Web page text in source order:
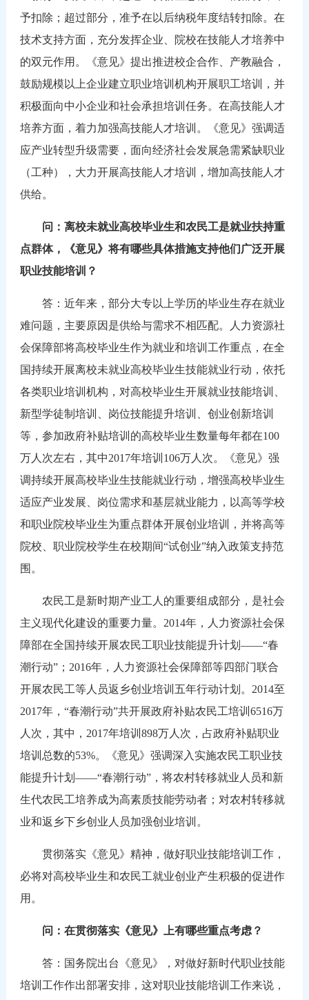
予扣除；超过部分，准予在以后纳税年度结转扣除。在
技术支持方面，充分发挥企业、院校在技能人才培养中
的双元作用。《意见》提出推进校企合作、产教融合，
鼓励规模以上企业建立职业培训机构开展职工培训，并
积极面向中小企业和社会承担培训任务。在高技能人才
培养方面，着力加强高技能人才培训。《意见》强调适
应产业转型升级需要，面向经济社会发展急需紧缺职业
（工种），大力开展高技能人才培训，增加高技能人才
供给。
问：离校未就业高校毕业生和农民工是就业扶持重
点群体，《意见》将有哪些具体措施支持他们广泛开展
职业技能培训？
答：近年来，部分大专以上学历的毕业生存在就业
难问题，主要原因是供给与需求不相匹配。人力资源社
会保障部将高校毕业生作为就业和培训工作重点，在全
国持续开展离校未就业高校毕业生技能就业行动，依托
各类职业培训机构，对高校毕业生开展就业技能培训、
新型学徒制培训、岗位技能提升培训、创业创新培训
等，参加政府补贴培训的高校毕业生数量每年都在100
万人次左右，其中2017年培训106万人次。《意见》强
调持续开展高校毕业生技能就业行动，增强高校毕业生
适应产业发展、岗位需求和基层就业能力，以高等学校
和职业院校毕业生为重点群体开展创业培训，并将高等
院校、职业院校学生在校期间“试创业”纳入政策支持范
围。
农民工是新时期产业工人的重要组成部分，是社会
主义现代化建设的重要力量。 2014年，人力资源社会保
障部在全国持续开展农民工职业技能提升计划——“春
潮行动”；2016年，人力资源社会保障部等四部门联合
开展农民工等人员返乡创业培训五年行动计划。2014至
2017年，“春潮行动”共开展政府补贴农民工培训6516万
人次，其中，2017年培训898万人次，占政府补贴职业
培训总数的53%。《意见》强调深入实施农民工职业技
能提升计划——“春潮行动”，将农村转移就业人员和新
生代农民工培养成为高素质技能劳动者；对农村转移就
业和返乡下乡创业人员加强创业培训。
贯彻落实《意见》精神，做好职业技能培训工作，
必将对高校毕业生和农民工就业创业产生积极的促进作
用。
问：在贯彻落实《意见》上有哪些重点考虑？
答：国务院出台《意见》，对做好新时代职业技能
培训工作作出部署安排，这对职业技能培训工作来说，